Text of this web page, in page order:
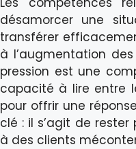
désamorcer une
transférer
à l’augmentation
pression est une
capacité à lire entre
pour offrir une
clé : il s’agit de
à des clients